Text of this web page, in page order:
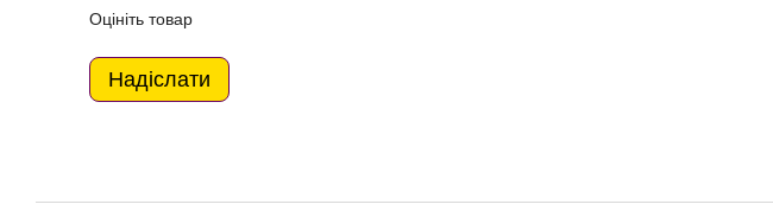
Оцініть товар
Надіслати